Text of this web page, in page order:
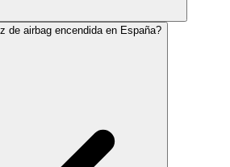
de airbag encendida en España?